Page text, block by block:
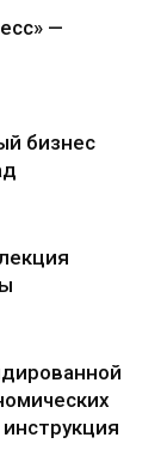
—
бизнес